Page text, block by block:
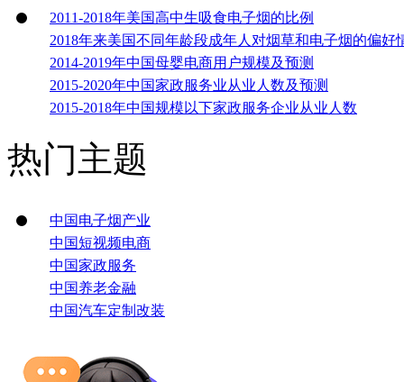
2011-2018年美国高中生吸食电子烟的比例
2018年来美国不同年龄段成年人对烟草和电子烟的偏好
2014-2019年中国母婴电商用户规模及预测
2015-2020年中国家政服务业从业人数及预测
2015-2018年中国规模以下家政服务企业从业人数
热门主题
中国电子烟产业
中国短视频电商
中国家政服务
中国养老金融
中国汽车定制改装